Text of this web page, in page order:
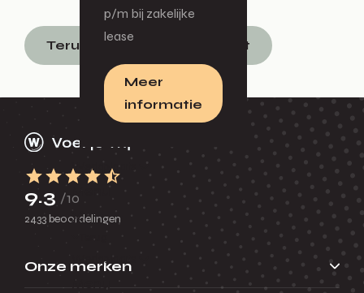
p/m bij zakelijke
lease
Meer
informatie
Werkplaats
Werkplaats
Menu
Terug naar nieuwsoverzicht
9.3 /10
2433 beoordelingen
Onze merken